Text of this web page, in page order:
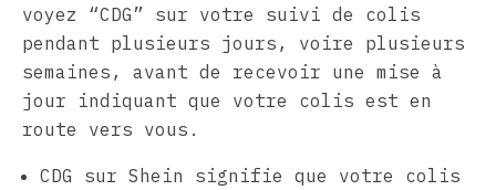
voyez “CDG” sur votre suivi de colis
pendant plusieurs jours, voire plusieurs
semaines, avant de recevoir une mise à
jour indiquant que votre colis est en
route vers vous.
CDG sur Shein signifie que votre colis